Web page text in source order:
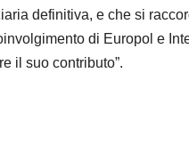
definitiva, e che si
di Europol e
il suo contributo”.